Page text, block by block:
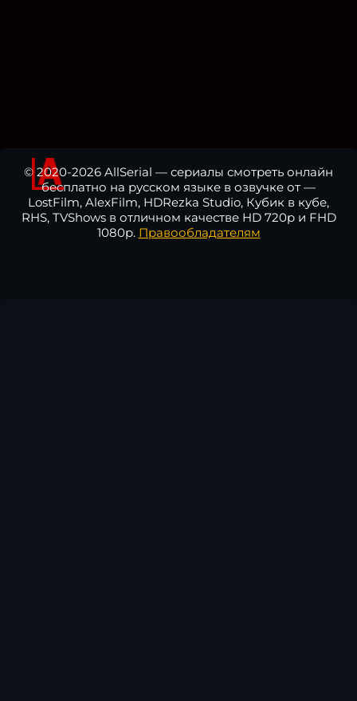
© 2020-2026 AllSerial — сериалы смотреть онлайн
бесплатно на русском языке в озвучке от —
LostFilm, AlexFilm, HDRezka Studio, Кубик в кубе,
RHS, TVShows в отличном качестве HD 720p и FHD
1080p. Правообладателям